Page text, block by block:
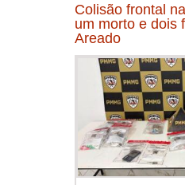
Colisão frontal
um morto e dois
Areado